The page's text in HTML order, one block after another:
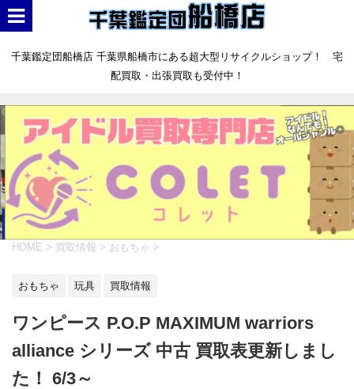
千葉鑑定団船橋店 千葉県船橋市にある超大型リサイクルショップ！ 宅
配買取・出張買取も受付中！
HOME > 買取情報 > おもちゃ >
おもちゃ 玩具 買取情報
ワンピース P.O.P MAXIMUM warriors
alliance シリーズ 中古 買取表更新しまし
た！ 6/3～